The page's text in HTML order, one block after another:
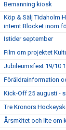
Bemanning kiosk
Köp & Sälj Tidaholm
internt Blocket inom
Istider september
Film om projektet
Jubileumsfest 19/10
Föräldrainformation
Kick-Off 25 augusti -
Tre Kronors
Årsmötet och lite om